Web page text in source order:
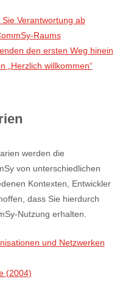
Verantwortung ab
Raums
den ersten Weg hinein
„Herzlich willkommen“
werden die
von unterschiedlichen
Kontexten, Entwickler
dass Sie hierdurch
Nutzung erhalten.
und Netzwerken
(2004)